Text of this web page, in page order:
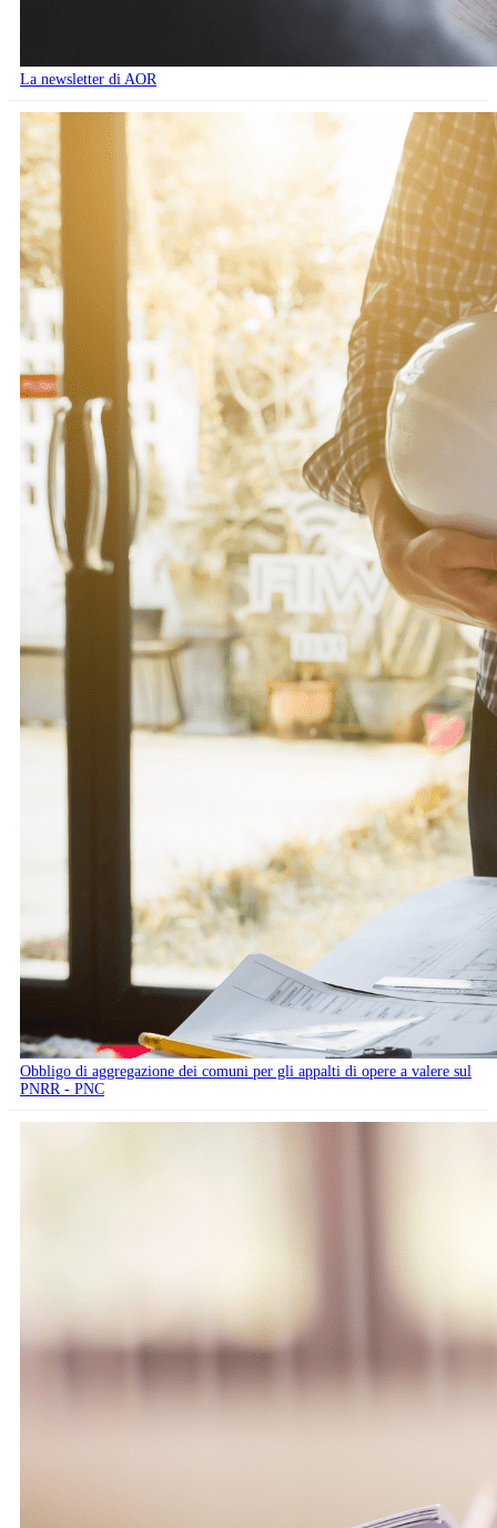
La newsletter di AOR
Obbligo di aggregazione dei comuni per gli appalti di opere a valere sul
PNRR - PNC